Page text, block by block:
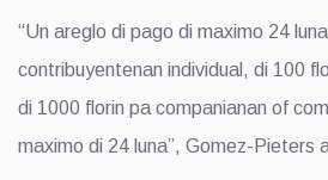
“Un areglo di pago di maximo 24
contribuyentenan individual, di 100
di 1000 florin pa companianan of
maximo di 24 luna”, Gomez-Pieters